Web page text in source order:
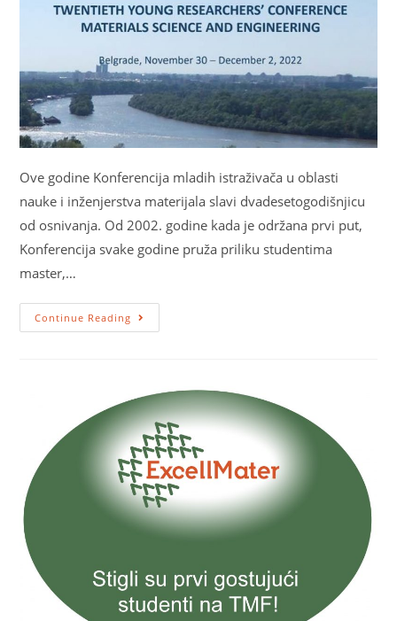
Ove godine Konferencija mladih istraživača u oblasti
nauke i inženjerstva materijala slavi dvadesetogodišnjicu
od osnivanja. Od 2002. godine kada je održana prvi put,
Konferencija svake godine pruža priliku studentima
master,…
Continue Reading